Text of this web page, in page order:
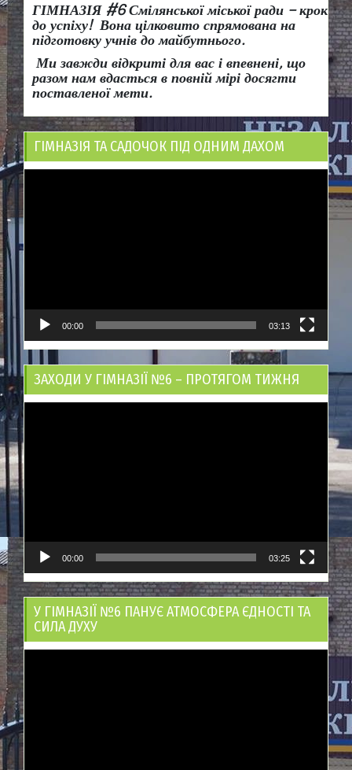
ГІМНАЗІЯ #6 Смілянської міської ради – крок
до успіху! Вона цілковито спрямована на
підготовку учнів до майбутнього.
Ми завжди відкриті для вас і впевнені, що
разом нам вдасться в повній мірі досягти
поставленої мети.
ГІМНАЗІЯ ТА САДОЧОК ПІД ОДНИМ ДАХОМ
00:00 03:13
ЗАХОДИ У ГІМНАЗІЇ №6 – ПРОТЯГОМ ТИЖНЯ
00:00 03:25
У ГІМНАЗІЇ №6 ПАНУЄ АТМОСФЕРА ЄДНОСТІ ТА
СИЛА ДУХУ